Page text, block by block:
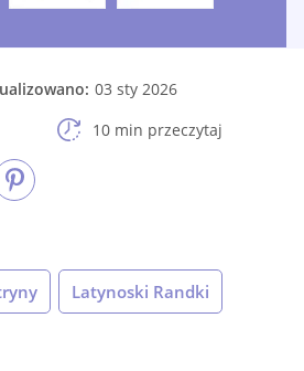
03 sty 2026
10 min przeczytaj
Latynoski Randki